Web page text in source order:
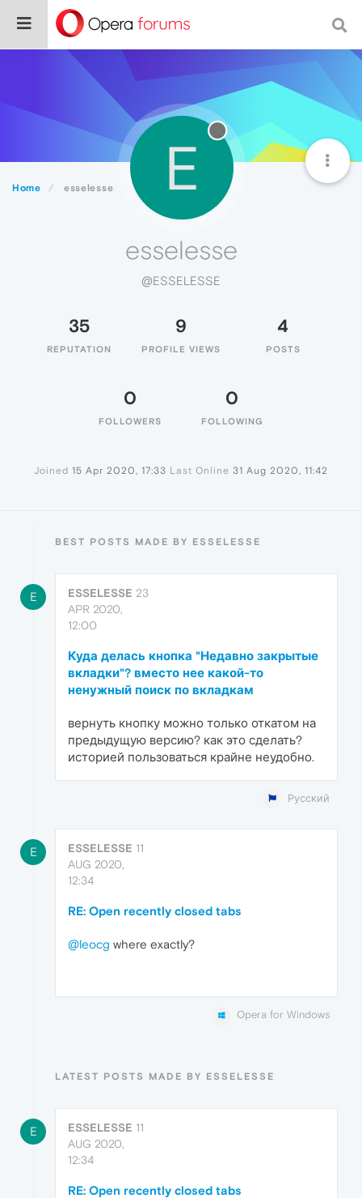
Home esselesse E
esselesse
@ESSELESSE
35
REPUTATION
9
PROFILE VIEWS
4
POSTS
0
FOLLOWERS
0
FOLLOWING
Joined 15 Apr 2020, 17:33 Last Online 31 Aug 2020, 11:42
BEST POSTS MADE BY ESSELESSE
E ESSELESSE 23
APR 2020,
12:00
Куда делась кнопка "Недавно закрытые
вкладки"? вместо нее какой-то
ненужный поиск по вкладкам
вернуть кнопку можно только откатом на
предыдущую версию? как это сделать?
историей пользоваться крайне неудобно.
Русский
E ESSELESSE 11
AUG 2020,
12:34
RE: Open recently closed tabs
@leocg where exactly?
Opera for Windows
LATEST POSTS MADE BY ESSELESSE
E ESSELESSE 11
AUG 2020,
12:34
RE: Open recently closed tabs